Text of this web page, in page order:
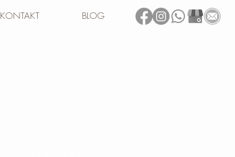
KONTAKT BLOG